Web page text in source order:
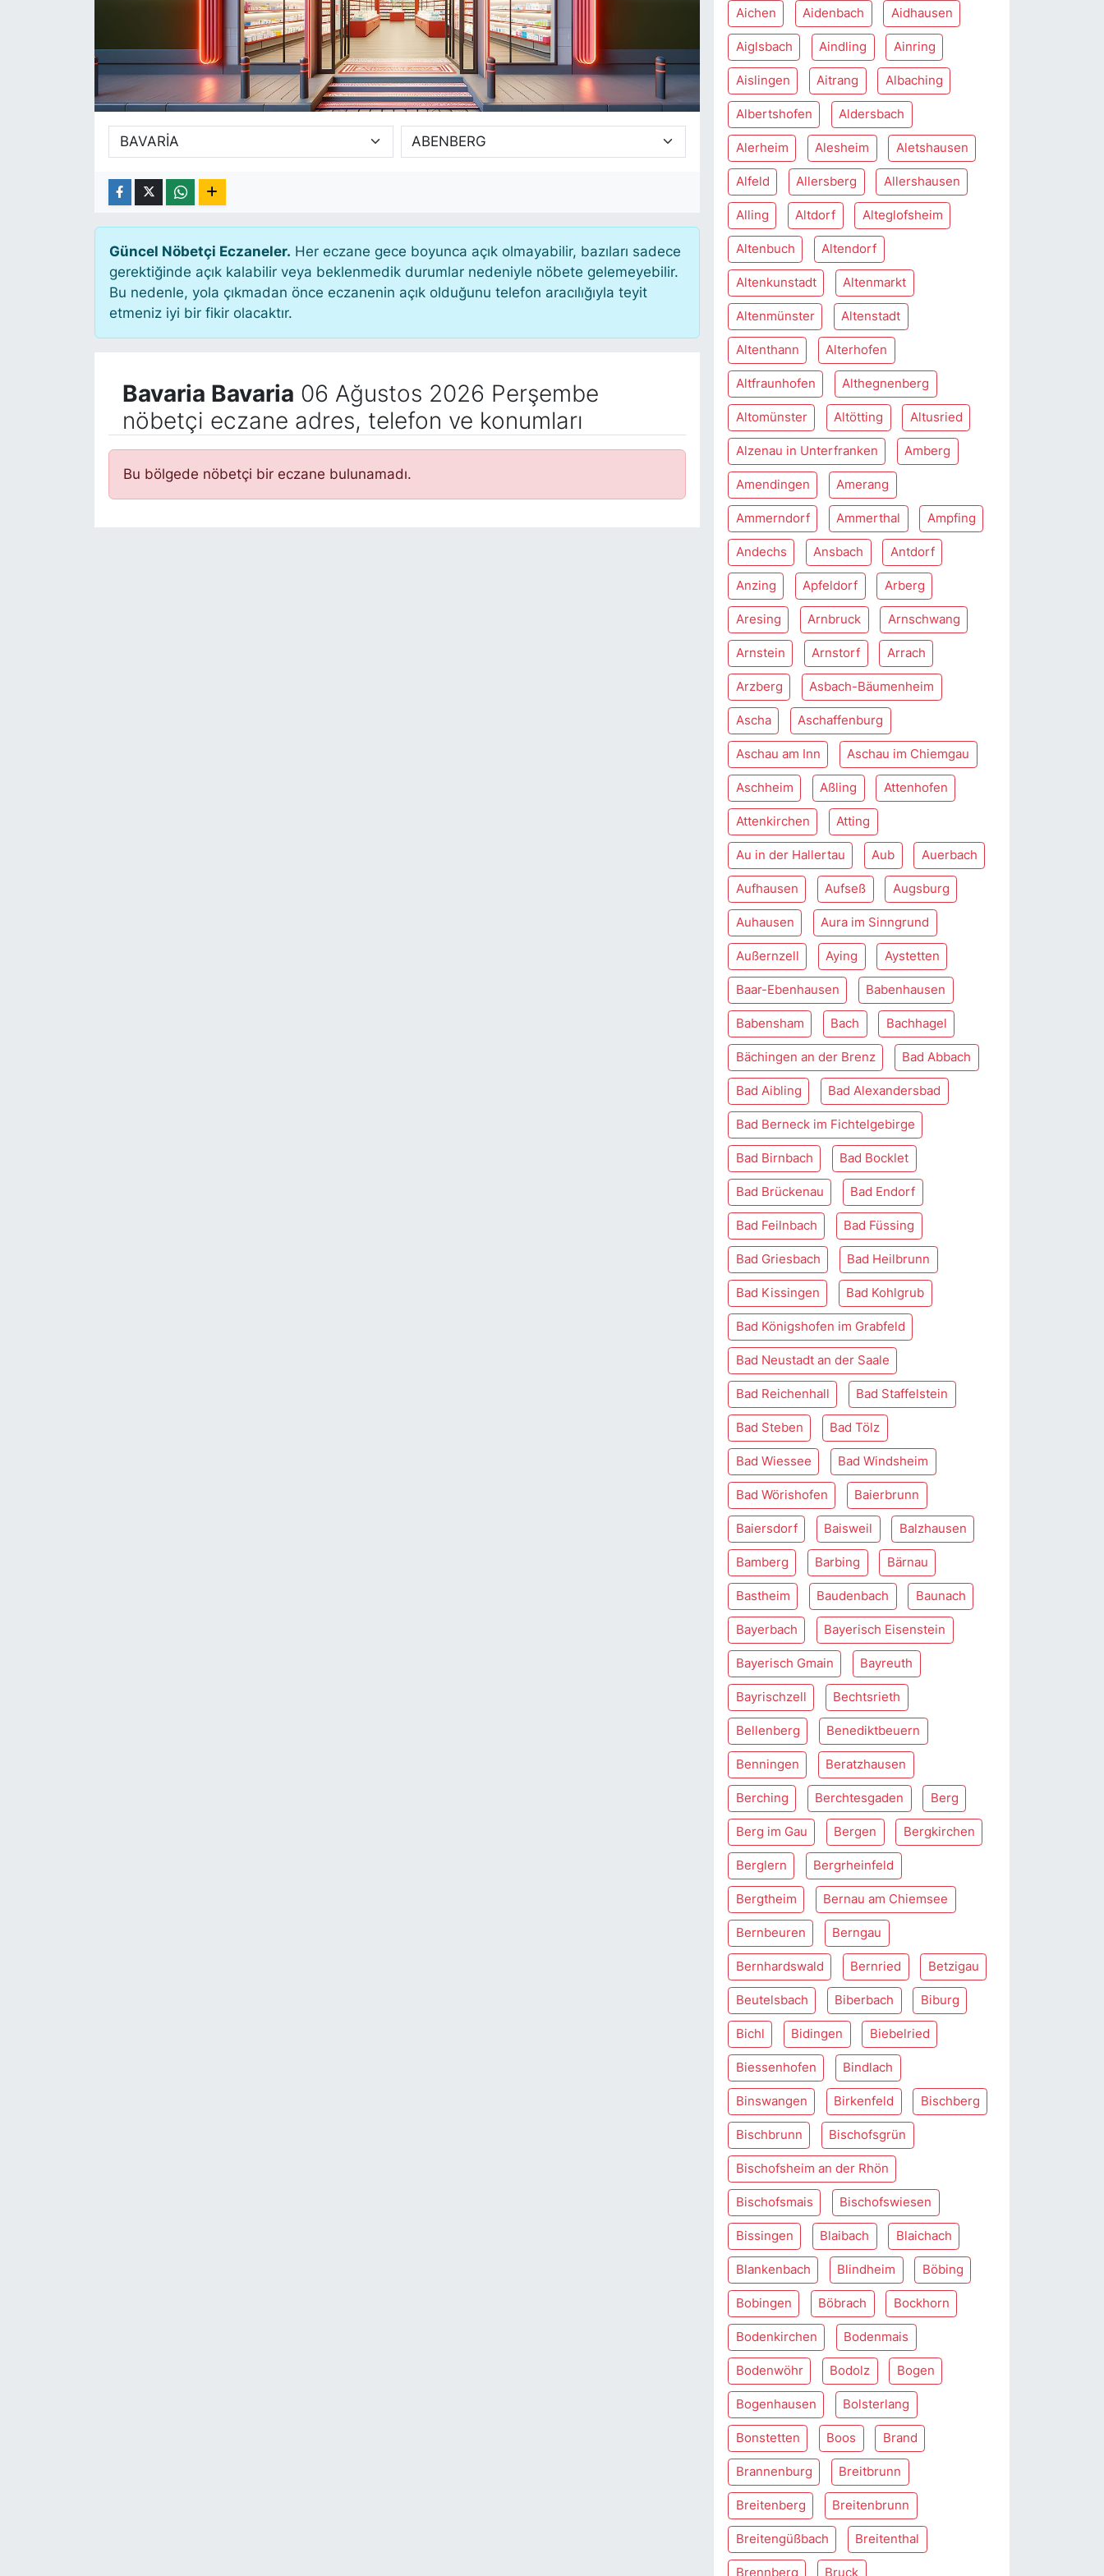
Güncel Nöbetçi Eczaneler. Her eczane gece boyunca açık olmayabilir, bazıları sadece
gerektiğinde açık kalabilir veya beklenmedik durumlar nedeniyle nöbete gelemeyebilir.
Bu nedenle, yola çıkmadan önce eczanenin açık olduğunu telefon aracılığıyla teyit
etmeniz iyi bir fikir olacaktır.
Bavaria Bavaria 06 Ağustos 2026 Perşembe
nöbetçi eczane adres, telefon ve konumları
Bu bölgede nöbetçi bir eczane bulunamadı.
Aichen Aidenbach Aidhausen
Aiglsbach Aindling Ainring
Aislingen Aitrang Albaching
Albertshofen Aldersbach
Alerheim Alesheim Aletshausen
Alfeld Allersberg Allershausen
Alling Altdorf Alteglofsheim
Altenbuch Altendorf
Altenkunstadt Altenmarkt
Altenmünster Altenstadt
Altenthann Alterhofen
Altfraunhofen Althegnenberg
Altomünster Altötting Altusried
Alzenau in Unterfranken Amberg
Amendingen Amerang
Ammerndorf Ammerthal Ampfing
Andechs Ansbach Antdorf
Anzing Apfeldorf Arberg
Aresing Arnbruck Arnschwang
Arnstein Arnstorf Arrach
Arzberg Asbach-Bäumenheim
Ascha Aschaffenburg
Aschau am Inn Aschau im Chiemgau
Aschheim Aßling Attenhofen
Attenkirchen Atting
Au in der Hallertau Aub Auerbach
Aufhausen Aufseß Augsburg
Auhausen Aura im Sinngrund
Außernzell Aying Aystetten
Baar-Ebenhausen Babenhausen
Babensham Bach Bachhagel
Bächingen an der Brenz Bad Abbach
Bad Aibling Bad Alexandersbad
Bad Berneck im Fichtelgebirge
Bad Birnbach Bad Bocklet
Bad Brückenau Bad Endorf
Bad Feilnbach Bad Füssing
Bad Griesbach Bad Heilbrunn
Bad Kissingen Bad Kohlgrub
Bad Königshofen im Grabfeld
Bad Neustadt an der Saale
Bad Reichenhall Bad Staffelstein
Bad Steben Bad Tölz
Bad Wiessee Bad Windsheim
Bad Wörishofen Baierbrunn
Baiersdorf Baisweil Balzhausen
Bamberg Barbing Bärnau
Bastheim Baudenbach Baunach
Bayerbach Bayerisch Eisenstein
Bayerisch Gmain Bayreuth
Bayrischzell Bechtsrieth
Bellenberg Benediktbeuern
Benningen Beratzhausen
Berching Berchtesgaden Berg
Berg im Gau Bergen Bergkirchen
Berglern Bergrheinfeld
Bergtheim Bernau am Chiemsee
Bernbeuren Berngau
Bernhardswald Bernried Betzigau
Beutelsbach Biberbach Biburg
Bichl Bidingen Biebelried
Biessenhofen Bindlach
Binswangen Birkenfeld Bischberg
Bischbrunn Bischofsgrün
Bischofsheim an der Rhön
Bischofsmais Bischofswiesen
Bissingen Blaibach Blaichach
Blankenbach Blindheim Böbing
Bobingen Böbrach Bockhorn
Bodenkirchen Bodenmais
Bodenwöhr Bodolz Bogen
Bogenhausen Bolsterlang
Bonstetten Boos Brand
Brannenburg Breitbrunn
Breitenberg Breitenbrunn
Breitengüßbach Breitenthal
Brennberg Bruck
SAĞLIK